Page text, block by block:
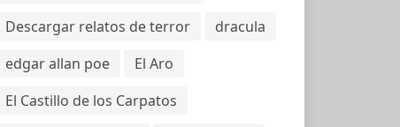
Descargar relatos de terror
dracula
edgar allan poe
El Aro
El Castillo de los Carpatos